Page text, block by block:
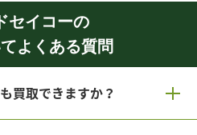
セイコーの
よくある質問
買取できますか？